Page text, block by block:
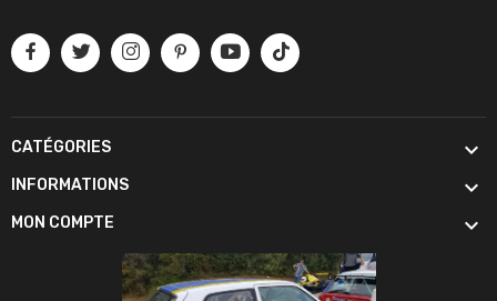
CATÉGORIES 
INFORMATIONS 
MON COMPTE 